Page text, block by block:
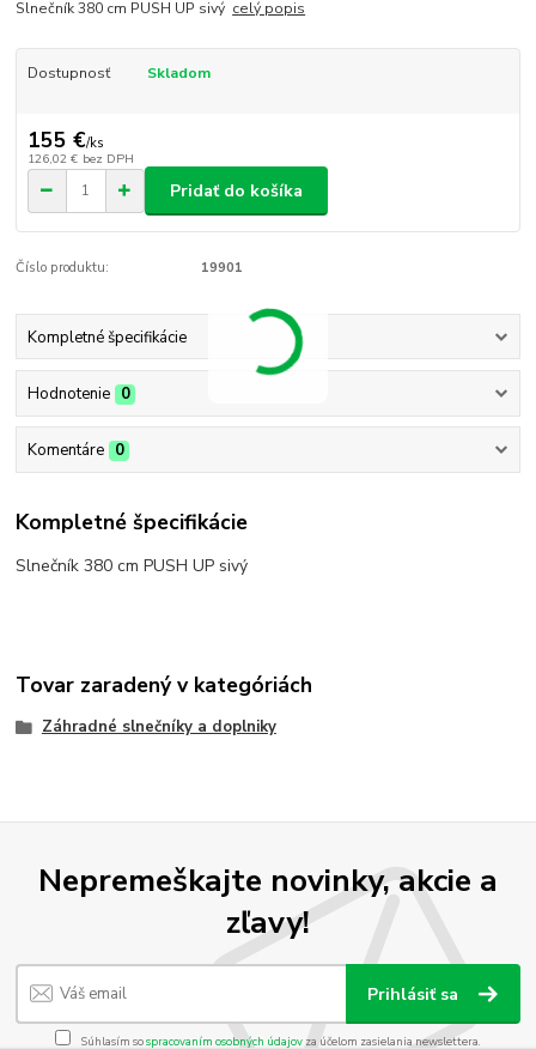
Slnečník 380 cm PUSH UP sivý celý popis
Dostupnosť Skladom
155 €/ks
126,02 € bez DPH
Pridať do košíka
Číslo produktu: 19901
Kompletné špecifikácie
Hodnotenie 0
Komentáre 0
Kompletné špecifikácie
Slnečník 380 cm PUSH UP sivý
Tovar zaradený v kategóriách
Záhradné slnečníky a doplniky
Nepremeškajte novinky, akcie a
zľavy!
Prihlásiť sa
Súhlasím sospracovaním osobných údajov za účelom zasielania newslettera.